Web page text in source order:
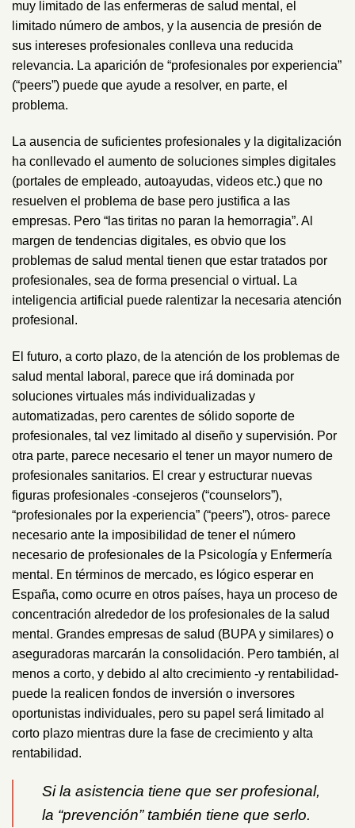
muy limitado de las enfermeras de salud mental, el
limitado número de ambos, y la ausencia de presión de
sus intereses profesionales conlleva una reducida
relevancia. La aparición de “profesionales por experiencia”
(“peers”) puede que ayude a resolver, en parte, el
problema.
La ausencia de suficientes profesionales y la digitalización
ha conllevado el aumento de soluciones simples digitales
(portales de empleado, autoayudas, videos etc.) que no
resuelven el problema de base pero justifica a las
empresas. Pero “las tiritas no paran la hemorragia”. Al
margen de tendencias digitales, es obvio que los
problemas de salud mental tienen que estar tratados por
profesionales, sea de forma presencial o virtual. La
inteligencia artificial puede ralentizar la necesaria atención
profesional.
El futuro, a corto plazo, de la atención de los problemas de
salud mental laboral, parece que irá dominada por
soluciones virtuales más individualizadas y
automatizadas, pero carentes de sólido soporte de
profesionales, tal vez limitado al diseño y supervisión. Por
otra parte, parece necesario el tener un mayor numero de
profesionales sanitarios. El crear y estructurar nuevas
figuras profesionales -consejeros (“counselors”),
“profesionales por la experiencia” (“peers”), otros- parece
necesario ante la imposibilidad de tener el número
necesario de profesionales de la Psicología y Enfermería
mental. En términos de mercado, es lógico esperar en
España, como ocurre en otros países, haya un proceso de
concentración alrededor de los profesionales de la salud
mental. Grandes empresas de salud (BUPA y similares) o
aseguradoras marcarán la consolidación. Pero también, al
menos a corto, y debido al alto crecimiento -y rentabilidad-
puede la realicen fondos de inversión o inversores
oportunistas individuales, pero su papel será limitado al
corto plazo mientras dure la fase de crecimiento y alta
rentabilidad.
Si la asistencia tiene que ser profesional,
la “prevención” también tiene que serlo.